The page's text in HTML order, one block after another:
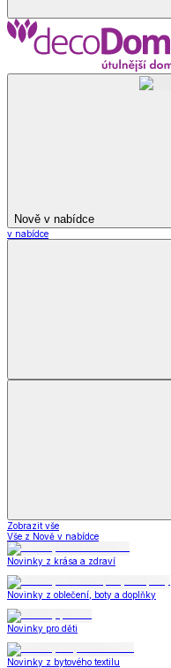
Nově v nabídce
v nabídce
Zobrazit vše
Vše z Nově v nabídce
Novinky z krása a zdraví
Novinky z oblečení, boty a doplňky
Novinky pro děti
Novinky z bytového textilu